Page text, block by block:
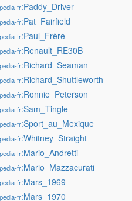
fr:Paddy_Driver
fr:Pat_Fairfield
fr:Paul_Frère
fr:Renault_RE30B
fr:Richard_Seaman
fr:Richard_Shuttleworth
fr:Ronnie_Peterson
fr:Sam_Tingle
fr:Sport_au_Mexique
fr:Whitney_Straight
fr:Mario_Andretti
fr:Mario_Mazzacurati
fr:Mars_1969
fr:Mars_1970